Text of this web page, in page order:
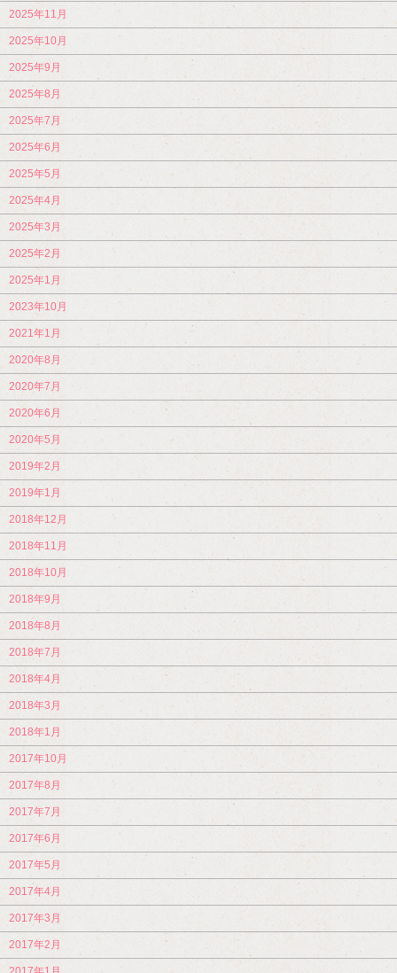
2025年11月
2025年10月
2025年9月
2025年8月
2025年7月
2025年6月
2025年5月
2025年4月
2025年3月
2025年2月
2025年1月
2023年10月
2021年1月
2020年8月
2020年7月
2020年6月
2020年5月
2019年2月
2019年1月
2018年12月
2018年11月
2018年10月
2018年9月
2018年8月
2018年7月
2018年4月
2018年3月
2018年1月
2017年10月
2017年8月
2017年7月
2017年6月
2017年5月
2017年4月
2017年3月
2017年2月